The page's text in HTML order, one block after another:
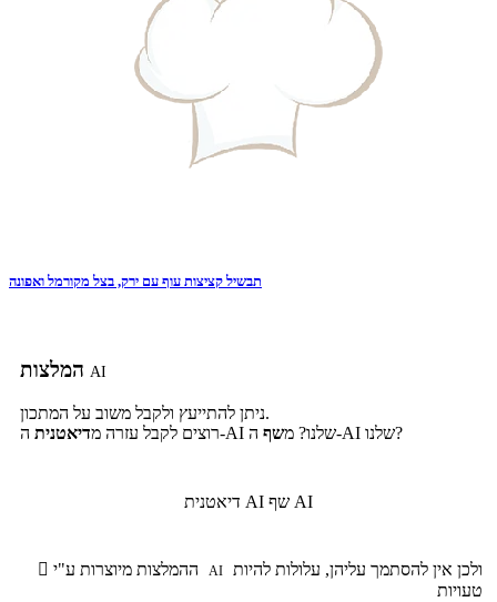
תבשיל קציצות עוף עם ירק, בצל מקורמל ואפונה
AI
ניתן להתייעץ ולקבל משוב על המתכון.
רוצים לקבל עזרה מדיאטנית ה-AI שלנו? משף ה-AI שלנו?
דיאטנית AI שף AI
 AI
טעויות